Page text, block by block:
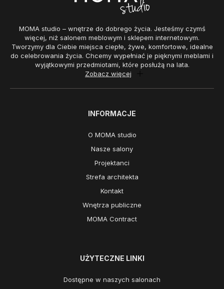
MOMA studio – wnętrze do dobrego życia. Jesteśmy czymś
więcej, niż salonem meblowym i sklepem internetowym.
Tworzymy dla Ciebie miejsca ciepłe, żywe, komfortowe, idealne
do celebrowania życia. Chcemy wypełniać je pięknymi meblami i
wyjątkowymi przedmiotami, które posłużą na lata.
Zobacz więcej
INFORMACJE
O MOMA studio
Nasze salony
Projektanci
Strefa architekta
Kontakt
Wnętrza publiczne
MOMA Contract
UŻYTECZNE LINKI
Dostępne w naszych salonach